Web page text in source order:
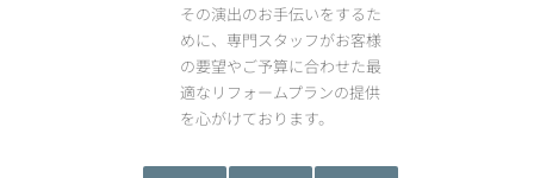
その演出のお手伝いをするた
めに、専門スタッフがお客様
の要望やご予算に合わせた最
適なリフォームプランの提供
を心がけております。